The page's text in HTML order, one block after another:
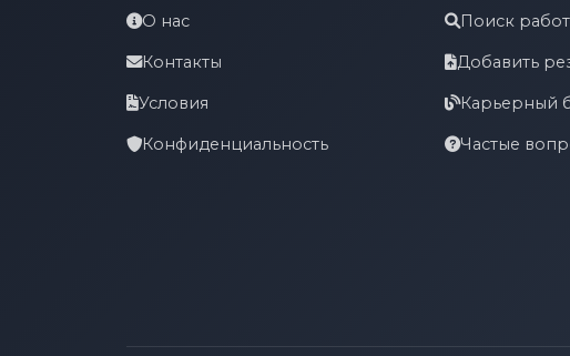
О нас
Контакты
Условия
Конфиденциальность
Поиск
Добавить
Карьерный
Частые